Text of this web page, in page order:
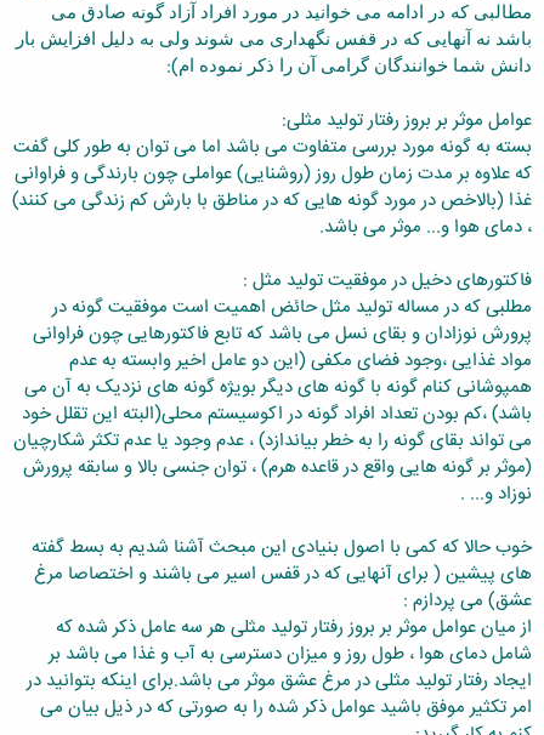
مطالبی که در ادامه می خوانید در مورد افراد آزاد گونه صادق می
باشد نه آنهایی که در قفس نگهداری می شوند ولی به دلیل افزایش بار
دانش شما خوانندگان گرامی آن را ذکر نموده ام):
عوامل موثر بر بروز رفتار تولید مثلی:
بسته به گونه مورد بررسی متفاوت می باشد اما می توان به طور کلی گفت
که علاوه بر مدت زمان طول روز (روشنایی) عواملی چون بارندگی و فراوانی
غذا (بالاخص در مورد گونه هایی که در مناطق با بارش کم زندگی می کنند)
، دمای هوا و... موثر می باشد.
فاکتورهای دخیل در موفقیت تولید مثل :
مطلبی که در مساله تولید مثل حائض اهمیت است موفقیت گونه در
پرورش نوزادان و بقای نسل می باشد که تابع فاکتورهایی چون فراوانی
مواد غذایی ،وجود فضای مکفی (این دو عامل اخیر وابسته به عدم
همپوشانی کنام گونه با گونه های دیگر بویژه گونه های نزدیک به آن می
باشد) ،کم بودن تعداد افراد گونه در اکوسیستم محلی(البته این تقلل خود
می تواند بقای گونه را به خطر بیاندازد) ، عدم وجود یا عدم تکثر شکارچیان
(موثر بر گونه هایی واقع در قاعده هرم) ، توان جنسی بالا و سابقه پرورش
نوزاد و... .
خوب حالا که کمی با اصول بنیادی این مبحث آشنا شدیم به بسط گفته
های پیشین ( برای آنهایی که در قفس اسیر می باشند و اختصاصا مرغ
عشق) می پردازم :
از میان عوامل موثر بر بروز رفتار تولید مثلی هر سه عامل ذکر شده که
شامل دمای هوا ، طول روز و میزان دسترسی به آب و غذا می باشد بر
ایجاد رفتار تولید مثلی در مرغ عشق موثر می باشد.برای اینکه بتوانید در
امر تکثیر موفق باشید عوامل ذکر شده را به صورتی که در ذیل بیان می